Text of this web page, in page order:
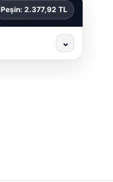
Peşin: 2.377,92 TL
⌄